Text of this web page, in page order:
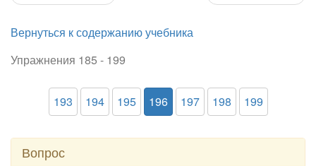
Вернуться к содержанию учебника
Упражнения 185 - 199
193 194 195 196 197 198 199
Вопрос